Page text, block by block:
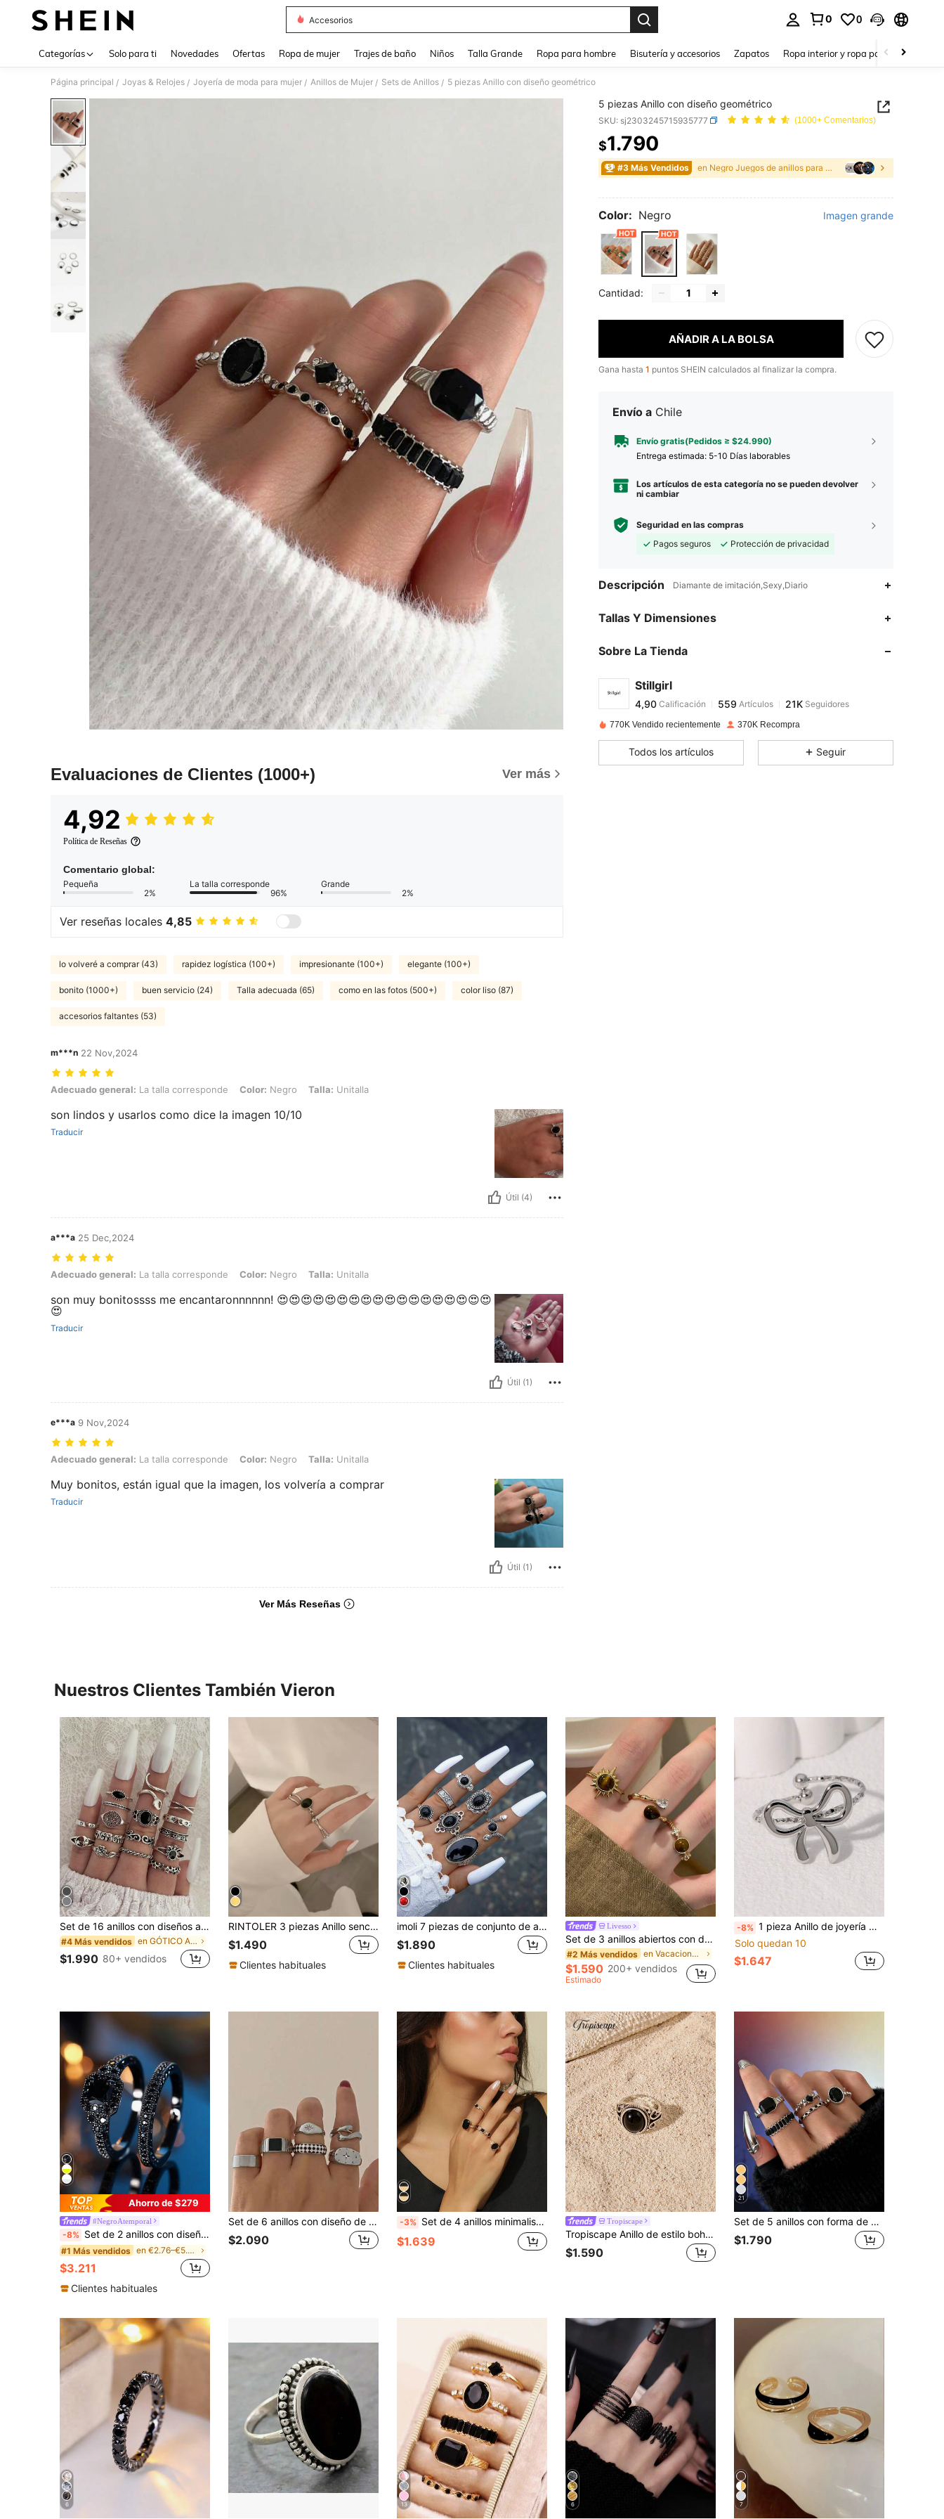
Accesorios
0 0
Categorías Solo para ti Novedades Ofertas Ropa de mujer Trajes de baño Niños Talla Grande Ropa para hombre Bisutería y accesorios Zapatos Ropa interior y ropa para dormir
Página principal / Joyas & Relojes / Joyería de moda para mujer / Anillos de Mujer / Sets de Anillos / 5 piezas Anillo con diseño geométrico
Evaluaciones de Clientes (1000+) Ver más
4,92
Política de Reseñas
Comentario global:
Pequeña
2%
La talla corresponde
96%
Grande
2%
Ver reseñas locales 4,85
lo volveré a comprar (43) rapidez logística (100+) impresionante (100+) elegante (100+)
bonito (1000+) buen servicio (24) Talla adecuada (65) como en las fotos (500+) color liso (87)
accesorios faltantes (53)
m***n 22 Nov,2024
Adecuado general: La talla corresponde, Color: Negro, Talla: Unitalla
Adecuado general: La talla corresponde Color: Negro Talla: Unitalla
son lindos y usarlos como dice la imagen 10/10
Traducir
Útil (4)
a***a 25 Dec,2024
Adecuado general: La talla corresponde, Color: Negro, Talla: Unitalla
Adecuado general: La talla corresponde Color: Negro Talla: Unitalla
son muy bonitossss me encantaronnnnnn! 😍😍😍😍😍😍😍😍😍😍😍😍😍😍😍😍😍😍
😍
Traducir
Útil (1)
e***a 9 Nov,2024
Adecuado general: La talla corresponde, Color: Negro, Talla: Unitalla
Adecuado general: La talla corresponde Color: Negro Talla: Unitalla
Muy bonitos, están igual que la imagen, los volvería a comprar
Traducir
Útil (1)
Ver Más Reseñas
5 piezas Anillo con diseño geométrico
SKU: sj2303245715935777 (1000+ Comentarios)
PRICE AND AVAILABILITY
$1.790
#3 Más Vendidos en Negro Juegos de anillos para mujer
Color: Negro Imagen grande
Cantidad:
AÑADIR A LA BOLSA
Gana hasta 1 puntos SHEIN calculados al finalizar la compra.
Envío a Chile
Envío gratis(Pedidos ≥ $24.990)
Entrega estimada: 5-10 Días laborables
Los artículos de esta categoría no se pueden devolver
ni cambiar
Seguridad en las compras
Pagos seguros
Protección de privacidad
Descripción Diamante de imitación,Sexy,Diario
Tallas Y Dimensiones
Sobre La Tienda
Stillgirl
4,90
4,90Calificación
y***apagó Hace 1 día
770K Vendido recientemente 370K Recompra
Todos los artículos Seguir
Nuestros Clientes También Vieron
Set de 16 anillos con diseños antiguos de plata estilo gótico de estrellas, soles, ojos, serpientes, flores y elefantes
#4 Más vendidos en GÓTICO Anillos De Mujer
$1.990 80+ vendidos
RINTOLER 3 piezas Anillo sencillo
$1.490
Clientes habituales
imoli 7 piezas de conjunto de anillos de serpiente negros de aleación antigua con turquesa ovalada y forma geométrica para mujeres, regalo de fiesta (negro artificial, efectos de ennegrecimiento ligeramente diferentes en diferentes lotes)
$1.890
Clientes habituales
Livesso
Set de 3 anillos abiertos con decoración de ojo de tigre y girasol, adecuados para el uso diario de las mujeres
#2 Más vendidos en Vacaciones junto al mar Anillos De Mujer
$1.590 200+ vendidos
Estimado
-8% 1 pieza Anillo de joyería minimalista, versátil, pequeño, lindo, con diseño ajustable de lazo delicado
Solo quedan 10
$1.647
Ahorro de $279
#NegroAtemporal
-8% Set de 2 anillos con diseño de estilo Halloween, con circonita cúbica exquisita completamente negra, diseñado para mujeres, joyería de Halloween, regalo de joyería para mujeres
#1 Más vendidos en €2.76–€5.52 circonita cúbica Anillos De Mujer
$3.211
Clientes habituales
Set de 6 anillos con diseño de goteo de aceite y estampado de cuadros, con piedras preciosas negras y diseño de palma
$2.090
-3% Set de 4 anillos minimalistas con gemas negras de color dorado para mujeres
$1.639
Tropiscape
Tropiscape Anillo de estilo bohemio con ágata negra incrustada, anillo de compromiso y boda para mujer, joyería adecuada para fiestas y atuendos diarios de estilo cottage y de verano
$1.590
21
Set de 5 anillos con forma de diamante de cristal negro de estilo Ins, set de anillos de cristal negro multicomponente para mujeres
$1.790
6 13 6 7